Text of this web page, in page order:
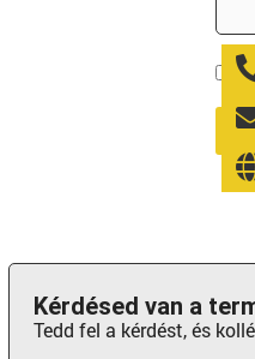
Kérdésed van a
Tedd fel a kérdést, és